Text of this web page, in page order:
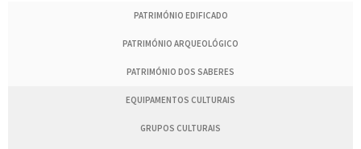
PATRIMÓNIO EDIFICADO
PATRIMÓNIO ARQUEOLÓGICO
PATRIMÓNIO DOS SABERES
EQUIPAMENTOS CULTURAIS
GRUPOS CULTURAIS